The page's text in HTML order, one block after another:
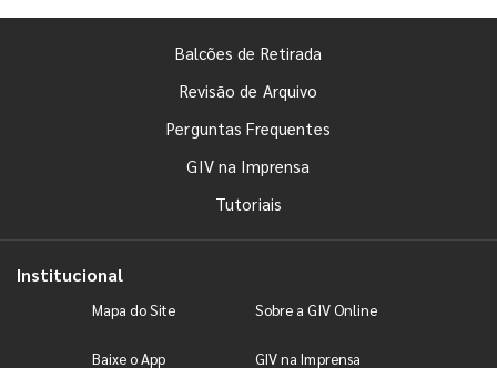
Balcões de Retirada
Revisão de Arquivo
Perguntas Frequentes
GIV na Imprensa
Tutoriais
Institucional
Mapa do Site Sobre a GIV Online
Baixe o App GIV na Imprensa